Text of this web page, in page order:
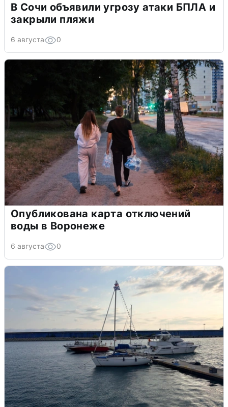
В Сочи объявили угрозу атаки БПЛА и
закрыли пляжи
6 августа 0
Опубликована карта отключений
воды в Воронеже
6 августа 0